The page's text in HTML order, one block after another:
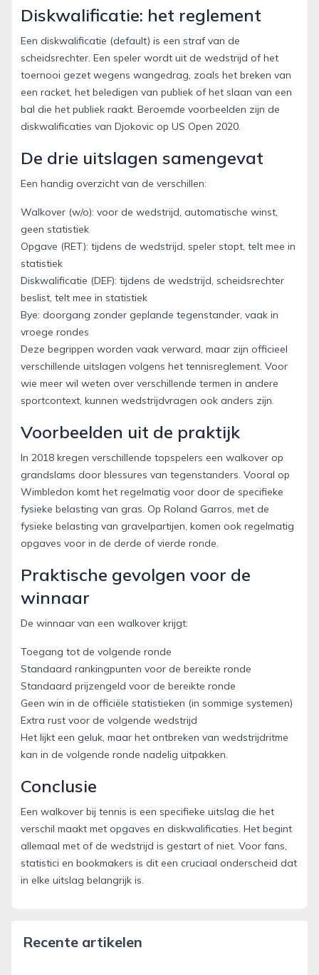
Diskwalificatie: het reglement
Een diskwalificatie (default) is een straf van de
scheidsrechter. Een speler wordt uit de wedstrijd of het
toernooi gezet wegens wangedrag, zoals het breken van
een racket, het beledigen van publiek of het slaan van een
bal die het publiek raakt. Beroemde voorbeelden zijn de
diskwalificaties van Djokovic op US Open 2020.
De drie uitslagen samengevat
Een handig overzicht van de verschillen:
Walkover (w/o): voor de wedstrijd, automatische winst,
geen statistiek
Opgave (RET): tijdens de wedstrijd, speler stopt, telt mee in
statistiek
Diskwalificatie (DEF): tijdens de wedstrijd, scheidsrechter
beslist, telt mee in statistiek
Bye: doorgang zonder geplande tegenstander, vaak in
vroege rondes
Deze begrippen worden vaak verward, maar zijn officieel
verschillende uitslagen volgens het tennisreglement. Voor
wie meer wil weten over verschillende termen in andere
sportcontext, kunnen wedstrijdvragen ook anders zijn.
Voorbeelden uit de praktijk
In 2018 kregen verschillende topspelers een walkover op
grandslams door blessures van tegenstanders. Vooral op
Wimbledon komt het regelmatig voor door de specifieke
fysieke belasting van gras. Op Roland Garros, met de
fysieke belasting van gravelpartijen, komen ook regelmatig
opgaves voor in de derde of vierde ronde.
Praktische gevolgen voor de
winnaar
De winnaar van een walkover krijgt:
Toegang tot de volgende ronde
Standaard rankingpunten voor de bereikte ronde
Standaard prijzengeld voor de bereikte ronde
Geen win in de officiële statistieken (in sommige systemen)
Extra rust voor de volgende wedstrijd
Het lijkt een geluk, maar het ontbreken van wedstrijdritme
kan in de volgende ronde nadelig uitpakken.
Conclusie
Een walkover bij tennis is een specifieke uitslag die het
verschil maakt met opgaves en diskwalificaties. Het begint
allemaal met of de wedstrijd is gestart of niet. Voor fans,
statistici en bookmakers is dit een cruciaal onderscheid dat
in elke uitslag belangrijk is.
Recente artikelen